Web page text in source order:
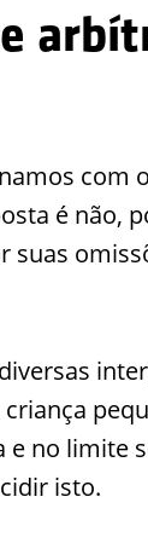
com
é não,
suas
e no limite
isto.